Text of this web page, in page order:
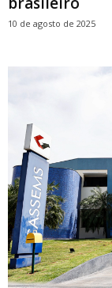
10 de agosto de 2025